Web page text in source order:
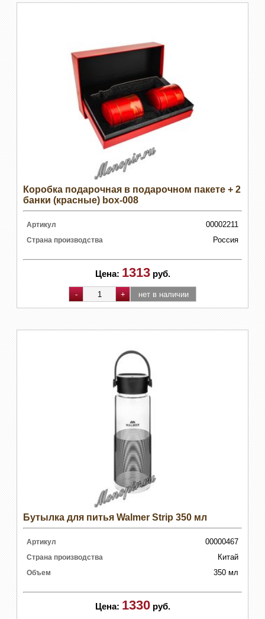
Коробка подарочная в подарочном пакете + 2
банки (красные) box-008
Артикул 00002211
Страна производства Россия
Цена: 1313 руб.
Бутылка для питья Walmer Strip 350 мл
Артикул 00000467
Страна производства Китай
Объем 350 мл
Цена: 1330 руб.